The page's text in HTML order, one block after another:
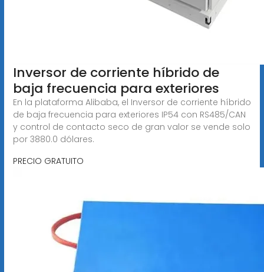
Inversor de corriente híbrido de
baja frecuencia para exteriores
En la plataforma Alibaba, el Inversor de corriente híbrido
de baja frecuencia para exteriores IP54 con RS485/CAN
y control de contacto seco de gran valor se vende solo
por 3880.0 dólares.
PRECIO GRATUITO